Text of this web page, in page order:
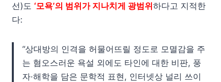
선)도 ‘모욕’의 범위가 지나치게 광범위하다고 지적한
다:
“상대방의 인격을 허물어뜨릴 정도로 모멸감을 주
는 혐오스러운 욕설 외에도 타인에 대한 비판, 풍
자·해학을 담은 문학적 표현, 인터넷상 널리 쓰이